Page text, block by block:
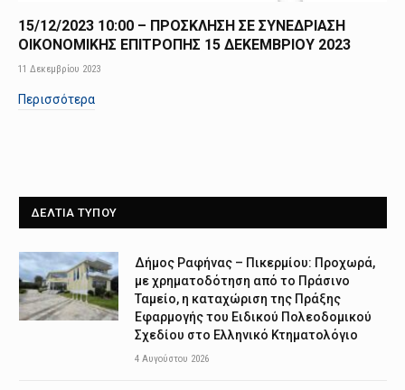
15/12/2023 10:00 – ΠΡΟΣΚΛΗΣΗ ΣΕ ΣΥΝΕΔΡΙΑΣΗ
ΟΙΚΟΝΟΜΙΚΗΣ ΕΠΙΤΡΟΠΗΣ 15 ΔΕΚΕΜΒΡΙΟΥ 2023
11 Δεκεμβρίου 2023
Περισσότερα
ΔΕΛΤΙΑ ΤΥΠΟΥ
Δήμος Ραφήνας – Πικερμίου: Προχωρά,
με χρηματοδότηση από το Πράσινο
Ταμείο, η καταχώριση της Πράξης
Εφαρμογής του Ειδικού Πολεοδομικού
Σχεδίου στο Ελληνικό Κτηματολόγιο
4 Αυγούστου 2026